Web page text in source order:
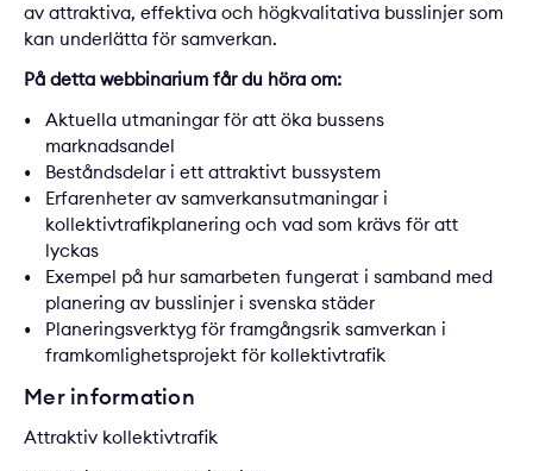
av attraktiva, effektiva och högkvalitativa busslinjer som
kan underlätta för samverkan.
På detta webbinarium får du höra om:
Aktuella utmaningar för att öka bussens
marknadsandel
Beståndsdelar i ett attraktivt bussystem
Erfarenheter av samverkansutmaningar i
kollektivtrafikplanering och vad som krävs för att
lyckas
Exempel på hur samarbeten fungerat i samband med
planering av busslinjer i svenska städer
Planeringsverktyg för framgångsrik samverkan i
framkomlighetsprojekt för kollektivtrafik
Mer information
Attraktiv kollektivtrafik